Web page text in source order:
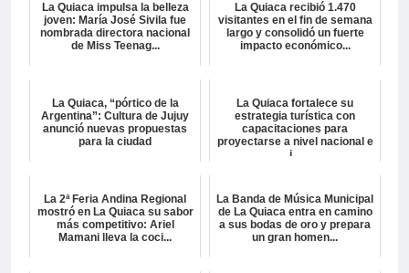
La Quiaca impulsa la belleza
joven: María José Sivila fue
nombrada directora nacional
de Miss Teenag...
La Quiaca recibió 1.470
visitantes en el fin de semana
largo y consolidó un fuerte
impacto económico...
La Quiaca, “pórtico de la
Argentina”: Cultura de Jujuy
anunció nuevas propuestas
para la ciudad
La Quiaca fortalece su
estrategia turística con
capacitaciones para
proyectarse a nivel nacional e
i...
La 2ª Feria Andina Regional
mostró en La Quiaca su sabor
más competitivo: Ariel
Mamani lleva la coci...
La Banda de Música Municipal
de La Quiaca entra en camino
a sus bodas de oro y prepara
un gran homen...